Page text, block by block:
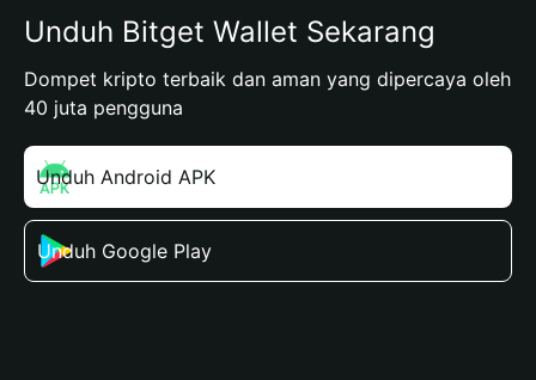
Unduh Bitget Wallet Sekarang
Dompet kripto terbaik dan aman yang dipercaya oleh
40 juta pengguna
Unduh Android APK
Unduh Google Play